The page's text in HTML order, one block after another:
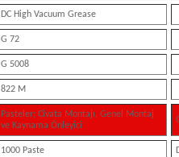
DC High Vacuum Grease
G 72
G 5008
822 M
Pasteler; Civata Montajı, Genel Montaj
ve Kaynama Önleyici
1000 Paste